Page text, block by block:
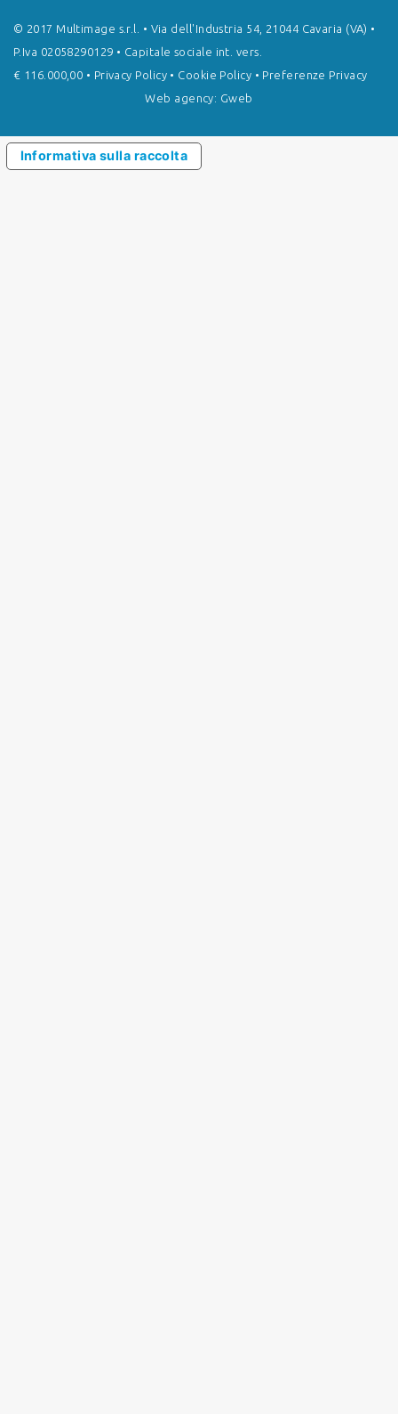
© 2017 Multimage s.r.l. • Via dell'Industria 54, 21044 Cavaria (VA) •
P.Iva 02058290129 • Capitale sociale int. vers.
€ 116.000,00 • Privacy Policy• Cookie Policy • Preferenze Privacy
Web agency: Gweb
Informativa sulla raccolta